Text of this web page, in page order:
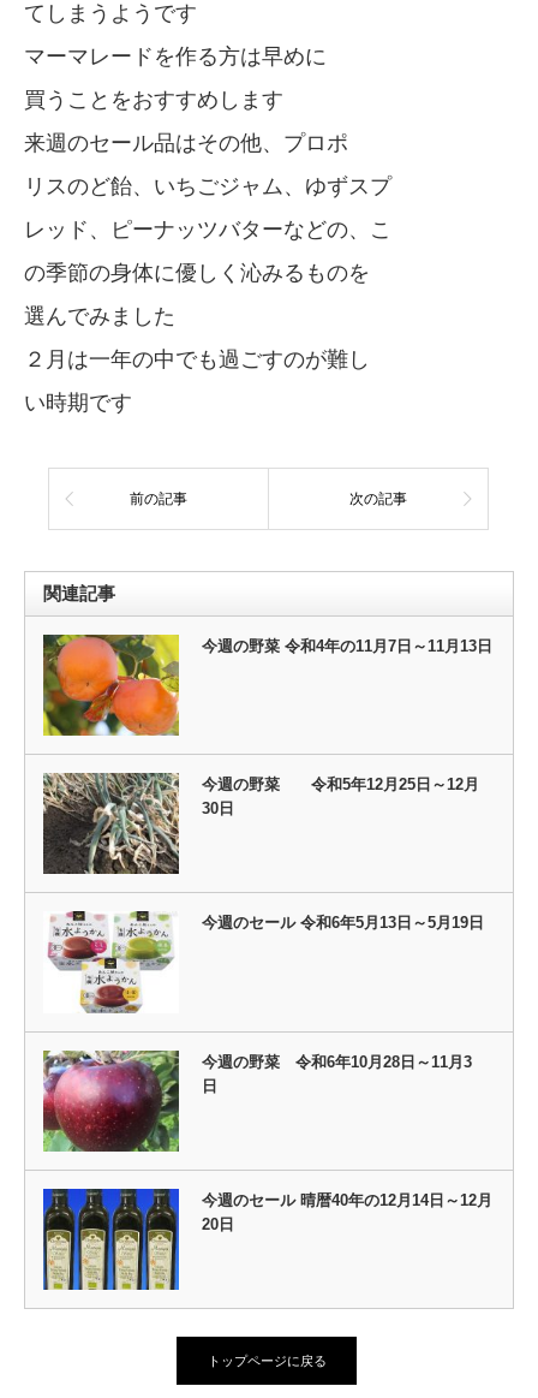
てしまうようです
マーマレードを作る方は早めに
買うことをおすすめします
来週のセール品はその他、プロポ
リスのど飴、いちごジャム、ゆずスプ
レッド、ピーナッツバターなどの、こ
の季節の身体に優しく沁みるものを
選んでみました
２月は一年の中でも過ごすのが難し
い時期です
前の記事 次の記事
関連記事
今週の野菜 令和4年の11月7日～11月13日
今週の野菜 令和5年12月25日～12月
30日
今週のセール 令和6年5月13日～5月19日
今週の野菜 令和6年10月28日～11月3
日
今週のセール 晴暦40年の12月14日～12月
20日
トップページに戻る